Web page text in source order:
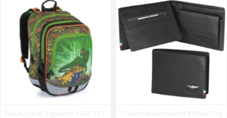
Rosé 35 l
AM-581-05 modrá 19 L
Školský batoh Bagmaster ALFA 21 C
Peňaženka Aeronautica Militare Flag